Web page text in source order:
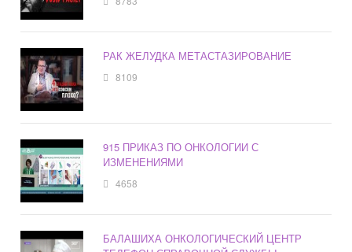
РАК ЖЕЛУДКА МЕТАСТАЗИРОВАНИЕ
8109
915 ПРИКАЗ ПО ОНКОЛОГИИ С
ИЗМЕНЕНИЯМИ
4658
БАЛАШИХА ОНКОЛОГИЧЕСКИЙ ЦЕНТР